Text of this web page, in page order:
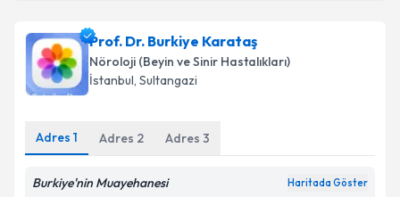
Prof. Dr. Burkiye Karataş
Nöroloji (Beyin ve Sinir Hastalıkları)
İstanbul, Sultangazi
Adres 1 Adres 2 Adres 3
Burkiye'nin Muayehanesi Haritada Göster